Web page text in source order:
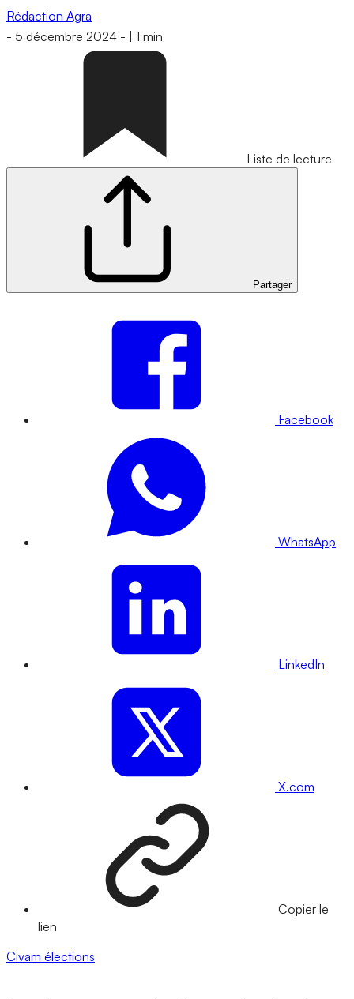
Rédaction Agra
- 5 décembre 2024 - 1 min
Liste de lecture
Partager
Facebook
WhatsApp
LinkedIn
X.com
Copier le
lien
Civam élections